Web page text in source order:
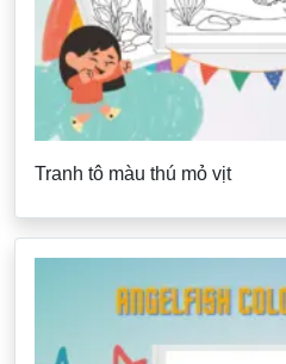
Tranh tô màu thú mỏ vịt